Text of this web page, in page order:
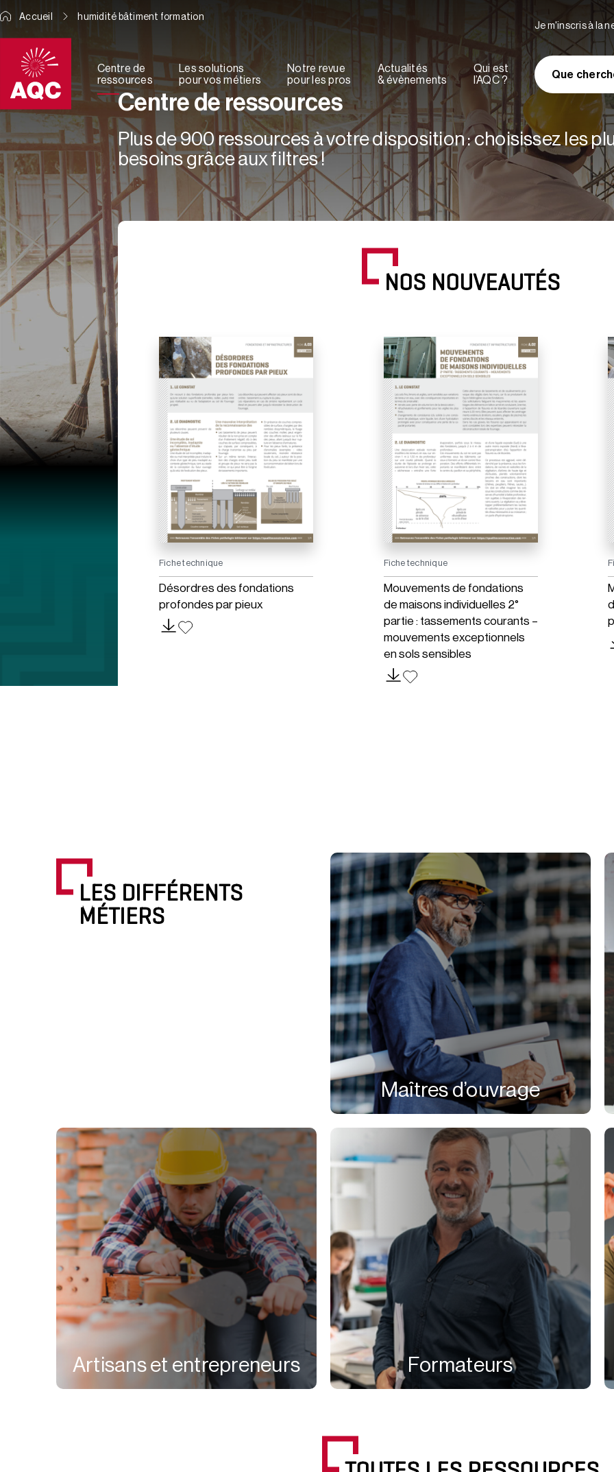
Centre de
ressources
Les solutions
pour vos métiers
Notre revue
pour les pros
Actualités
& évènements
Qui est
l’AQC ?
Je m'inscris à la
Que
Accueil humidité bâtiment formation
Centre de ressources
Plus de 900 ressources à votre disposition : choisissez les
besoins grâce aux filtres !
NOS NOUVEAUTÉS
Fiche technique
Désordres des fondations
profondes par pieux
Fiche technique
Mouvements de fondations
de maisons individuelles 2°
partie : tassements courants –
mouvements exceptionnels
en sols sensibles
LES DIFFÉRENTS
MÉTIERS
Maîtres d’ouvrage
Artisans et entrepreneurs Formateurs